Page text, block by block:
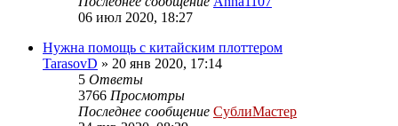
06 июл 2020, 18:27
Нужна помощь с китайским плоттером
TarasovD » 20 янв 2020, 17:14
5 Ответы
3766 Просмотры
Последнее сообщение СублиМастер